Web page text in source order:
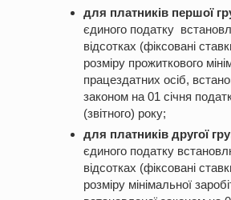
для платників першої
єдиного податку
відсотках (фіксовані
розміру прожиткового
працездатних осіб,
законом на 01 січня
(звітного) року;
для платників другої
єдиного податку
відсотках (фіксовані
розміру мінімальної